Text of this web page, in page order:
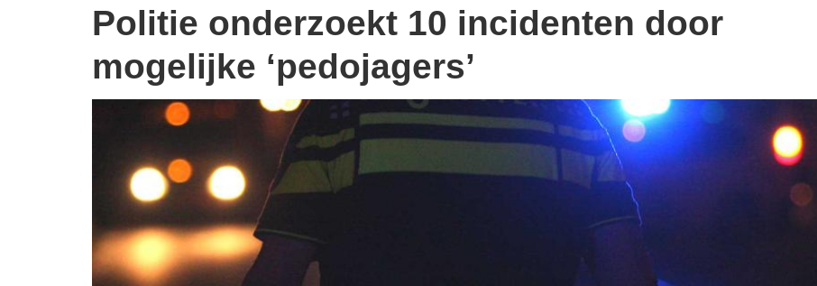
Politie onderzoekt 10 incidenten door
mogelijke ‘pedojagers’